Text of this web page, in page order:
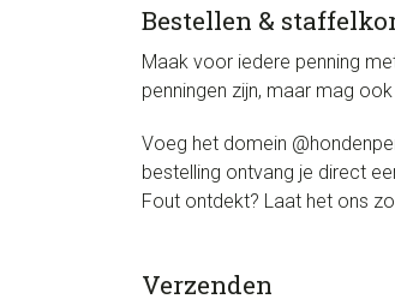
Bestellen &
Maak voor iedere penning
penningen zijn, maar mag
Voeg het domein
bestelling ontvang je direct
Fout ontdekt? Laat het ons
Verzenden